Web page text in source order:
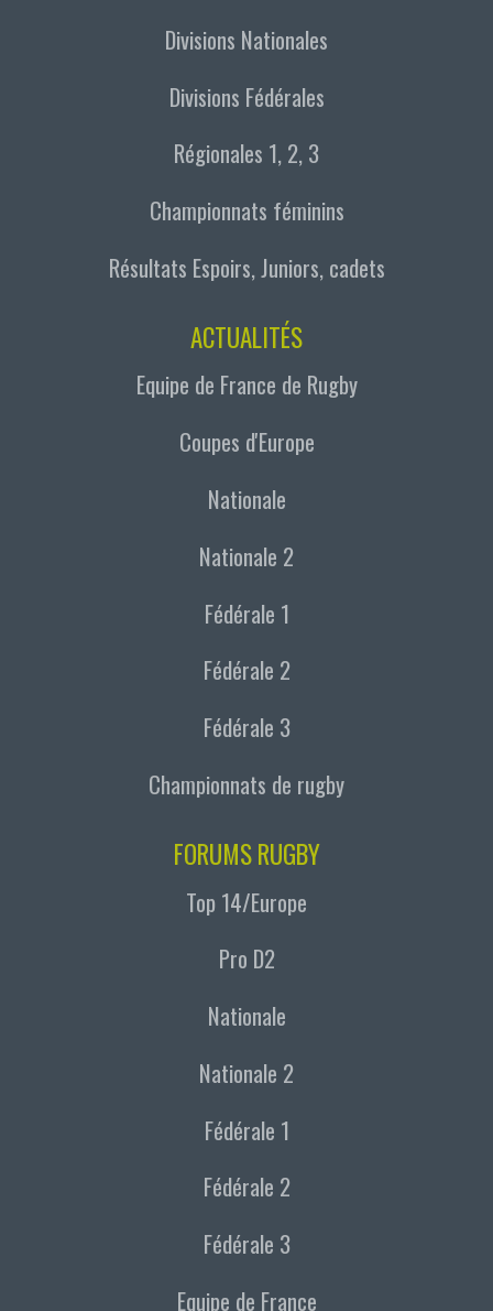
Divisions Nationales
Divisions Fédérales
Régionales 1, 2, 3
Championnats féminins
Résultats Espoirs, Juniors, cadets
ACTUALITÉS
Equipe de France de Rugby
Coupes d'Europe
Nationale
Nationale 2
Fédérale 1
Fédérale 2
Fédérale 3
Championnats de rugby
FORUMS RUGBY
Top 14/Europe
Pro D2
Nationale
Nationale 2
Fédérale 1
Fédérale 2
Fédérale 3
Equipe de France